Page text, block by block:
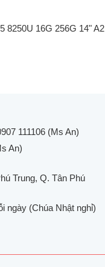
8250U 16G 256G 14" A2
111106 (Ms An)
An)
Trung, Q. Tân Phú
ngày (Chúa Nhật nghỉ)